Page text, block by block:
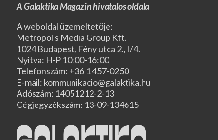
A Galaktika Magazin hivatalos oldala
A weboldal üzemeltetője:
Metropolis Media Group Kft.
1024 Budapest, Fény utca 2., I/4.
Nyitva: H-P 10:00-16:00
Telefonszám: +36 1 457-0250
E-mail: kommunikacio@galaktika.hu
Adószám: 14051212-2-13
Cégjegyzékszám: 13-09-134615